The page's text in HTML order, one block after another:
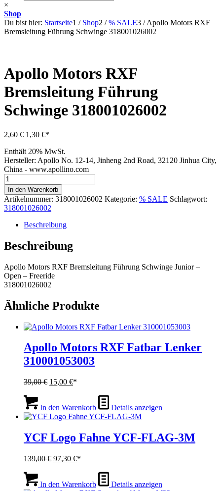
×
Shop
Du bist hier: Startseite1 / Shop2 / % SALE3 / Apollo Motors RXF
Bremsleitung Führung Schwinge 318001026002
Apollo Motors RXF
Bremsleitung Führung
Schwinge 318001026002
2,60€ Ursprünglicher
war:
2,60 €
1,30 €Aktueller
ist:
1,30 €.
Enthält 20% MwSt.
Hersteller: Apollo No. 12-14, Jinheng 2nd Road, 32120 Jinhua City,
China - www.apollino.com
Apollo
Motors
RXF
Bremsleitung
Führung
Schwinge
318001026002
Menge
In den Warenkorb
Artikelnummer: 318001026002 Kategorie: % SALE Schlagwort:
318001026002
Beschreibung
Beschreibung
Apollo Motors RXF Bremsleitung Führung Schwinge Junior –
Open – Freeride
318001026002
Ähnliche Produkte
Apollo Motors RXF Fatbar Lenker
310001053003
39,00€ Ursprünglicher
39,00 €
15,00 €Aktueller
15,00 €.
In den Warenkorb Details anzeigen
YCF Logo Fahne YCF-FLAG-3M
139,00€ Ursprünglicher
139,00 €
97,30 €Aktueller
97,30 €.
In den Warenkorb Details anzeigen